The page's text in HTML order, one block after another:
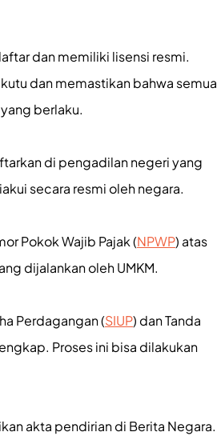
dan memiliki lisensi resmi.
dan memastikan bahwa semua
berlaku.
di pengadilan negeri yang
secara resmi oleh negara.
Pokok Wajib Pajak (NPWP) atas
dijalankan oleh UMKM.
Perdagangan (SIUP) dan Tanda
Proses ini bisa dilakukan
akta pendirian di Berita Negara.